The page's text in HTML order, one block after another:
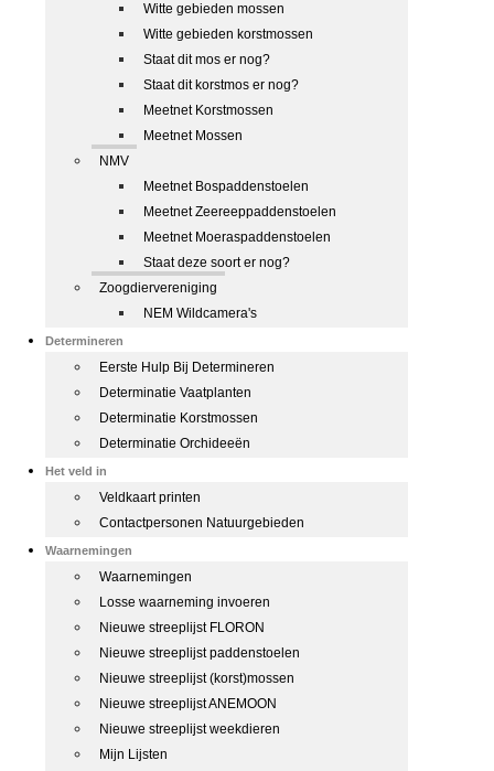
Witte gebieden mossen
Witte gebieden korstmossen
Staat dit mos er nog?
Staat dit korstmos er nog?
Meetnet Korstmossen
Meetnet Mossen
NMV
Meetnet Bospaddenstoelen
Meetnet Zeereeppaddenstoelen
Meetnet Moeraspaddenstoelen
Staat deze soort er nog?
Zoogdiervereniging
NEM Wildcamera's
Determineren
Eerste Hulp Bij Determineren
Determinatie Vaatplanten
Determinatie Korstmossen
Determinatie Orchideeën
Het veld in
Veldkaart printen
Contactpersonen Natuurgebieden
Waarnemingen
Waarnemingen
Losse waarneming invoeren
Nieuwe streeplijst FLORON
Nieuwe streeplijst paddenstoelen
Nieuwe streeplijst (korst)mossen
Nieuwe streeplijst ANEMOON
Nieuwe streeplijst weekdieren
Mijn Lijsten